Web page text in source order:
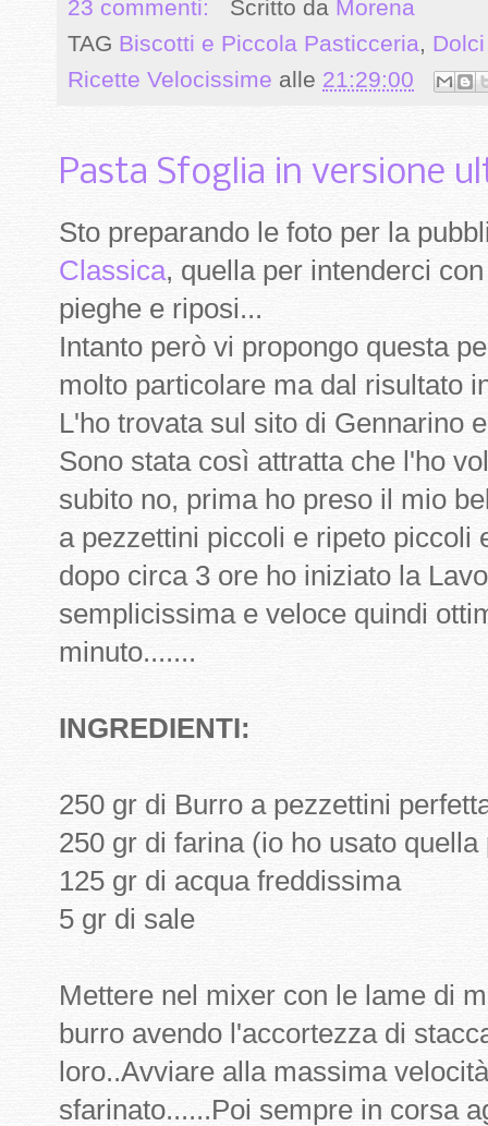
23 commenti: Scritto da Morena
TAG Biscotti e Piccola Pasticceria,
Ricette Velocissime alle 21:29:00
Pasta Sfoglia in versione
Sto preparando le foto per la
Classica, quella per intenderci
pieghe e riposi...
Intanto però vi propongo questa
molto particolare ma dal risultato
L'ho trovata sul sito di Gennarino
Sono stata così attratta che l'ho
subito no, prima ho preso il mio
a pezzettini piccoli e ripeto piccoli
dopo circa 3 ore ho iniziato la
semplicissima e veloce quindi
minuto.......
INGREDIENTI:
250 gr di Burro a pezzettini
250 gr di farina (io ho usato quella
125 gr di acqua freddissima
5 gr di sale
Mettere nel mixer con le lame di
burro avendo l'accortezza di
loro..Avviare alla massima
sfarinato......Poi sempre in corsa